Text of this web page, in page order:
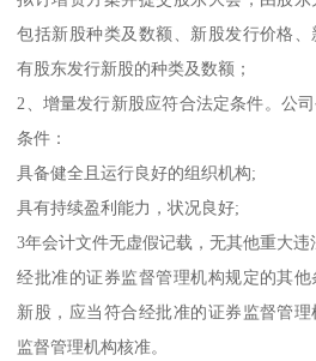
包括新股种类及数额、新股发行价格
有股东发行新股的种类及数额；
2、增量发行新股应符合法定条件。公
条件：
具备健全且运行良好的组织机构;
具有持续盈利能力，状况良好;
3年会计文件无虚假记载，无其他重大违
经批准的证券监督管理机构规定的其
新股，应当符合经批准的证券监督管
监督管理机构核准。